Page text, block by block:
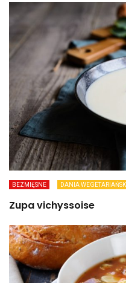
BEZMIĘSNE DANIA
Zupa vichyssoise